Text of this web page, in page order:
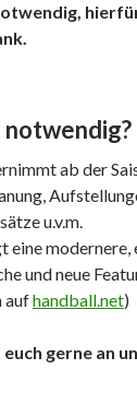
notwendig?
ab der
u.v.m.
eine modernere,
und neue
aufhandball.net)
gerne an